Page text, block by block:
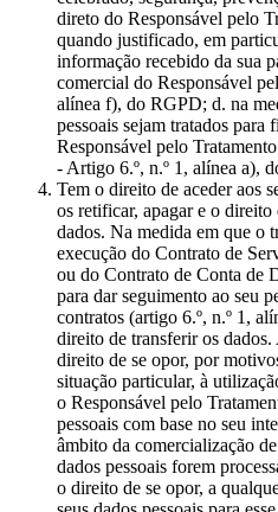
direto do Responsável pelo
quando justificado, em
informação recebido da sua
comercial do Responsável
alínea f), do RGPD; d. na
pessoais sejam tratados para
Responsável pelo
- Artigo 6.º, n.º 1, alínea a),
Tem o direito de aceder aos
os retificar, apagar e o
dados. Na medida em que o
execução do Contrato de
ou do Contrato de Conta de
para dar seguimento ao seu
contratos (artigo 6.º, n.º 1,
direito de transferir os
direito de se opor, por
situação particular, à
o Responsável pelo
pessoais com base no seu
âmbito da comercialização
dados pessoais forem
o direito de se opor, a